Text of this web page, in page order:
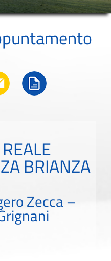
BRIANZA
Zecca –